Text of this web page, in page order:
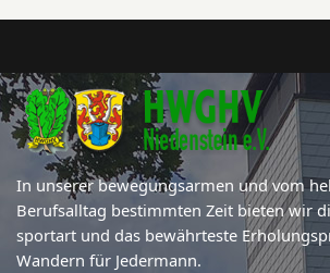
In unserer bewegungsarmen und vom
Berufsalltag bestimmten Zeit bieten wir
sportart und das bewährteste
Wandern für Jedermann.